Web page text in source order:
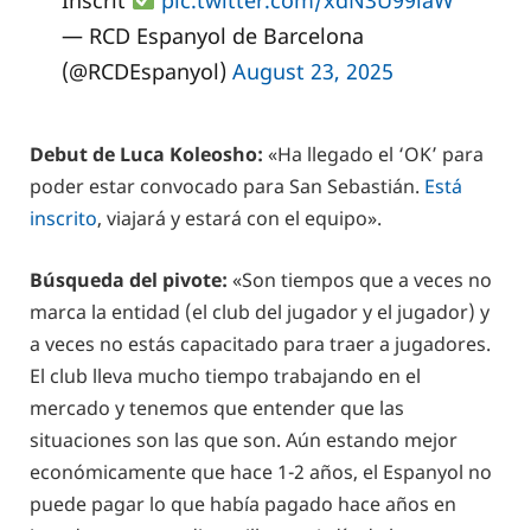
— RCD Espanyol de Barcelona
(@RCDEspanyol) August 23, 2025
Debut de Luca Koleosho: «Ha llegado el ‘OK’ para
poder estar convocado para San Sebastián. Está
inscrito, viajará y estará con el equipo».
Búsqueda del pivote: «Son tiempos que a veces no
marca la entidad (el club del jugador y el jugador) y
a veces no estás capacitado para traer a jugadores.
El club lleva mucho tiempo trabajando en el
mercado y tenemos que entender que las
situaciones son las que son. Aún estando mejor
económicamente que hace 1-2 años, el Espanyol no
puede pagar lo que había pagado hace años en